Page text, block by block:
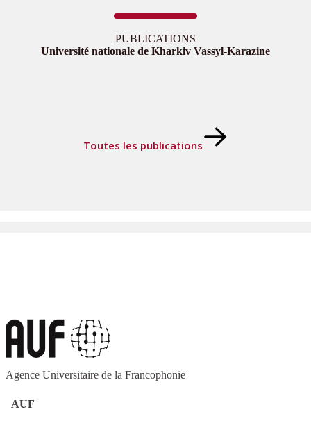
PUBLICATIONS
Université nationale de Kharkiv Vassyl-Karazine
Toutes les publications
Agence Universitaire de la Francophonie
AUF